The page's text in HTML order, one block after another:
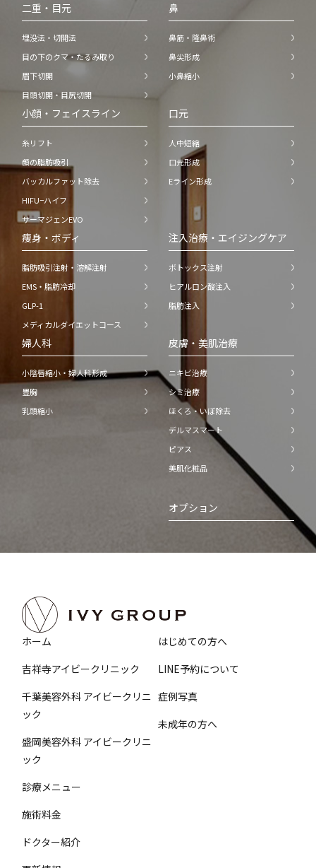
二重・目元
埋没法・切開法
目の下のクマ・たるみ取り
眉下切開
目頭切開・目尻切開
鼻
鼻筋・隆鼻術
鼻尖形成
小鼻縮小
小顔・フェイスライン
糸リフト
顔の脂肪吸引
バッカルファット除去
HIFU−ハイフ
サーマジェンEVO
口元
人中短縮
口元形成
Eライン形成
痩身・ボディ
脂肪吸引注射・溶解注射
EMS・脂肪冷却
GLP-1
メディカルダイエットコース
注入治療・エイジングケア
ボトックス注射
ヒアルロン酸注入
脂肪注入
婦人科
小陰唇縮小・婦人科形成
豊胸
乳頭縮小
皮膚・美肌治療
ニキビ治療
シミ治療
ほくろ・いぼ除去
デルマスマート
ピアス
美肌化粧品
オプション
ホーム
吉祥寺アイビークリニック
千葉美容外科 アイビークリニ
ック
盛岡美容外科 アイビークリニ
ック
診療メニュー
施術料金
ドクター紹介
はじめての方へ
LINE予約について
症例写真
未成年の方へ